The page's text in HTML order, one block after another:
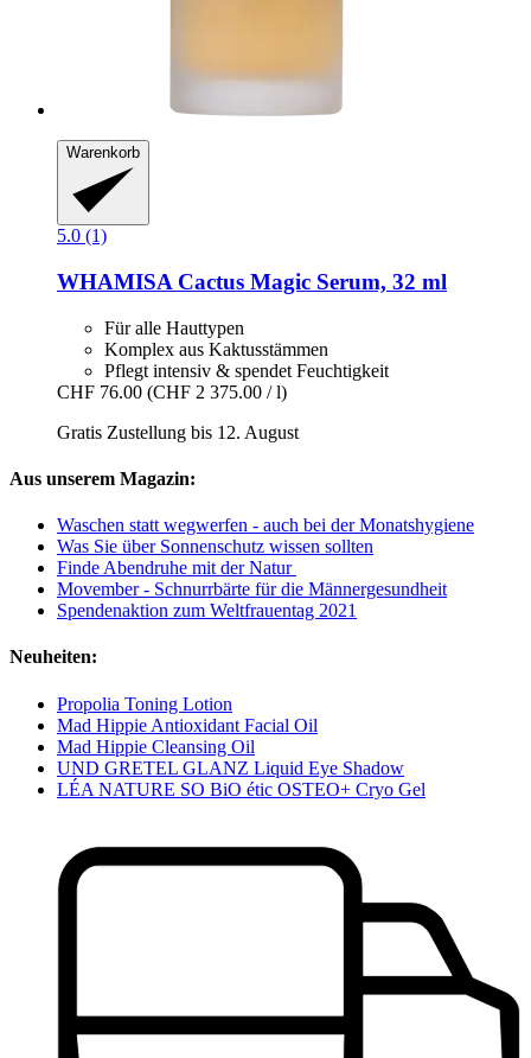
Warenkorb
5.0 (1)
WHAMISA Cactus Magic Serum, 32 ml
Für alle Hauttypen
Komplex aus Kaktusstämmen
Pflegt intensiv & spendet Feuchtigkeit
CHF 76.00 (CHF 2 375.00 / l)
Gratis Zustellung bis 12. August
Aus unserem Magazin:
Waschen statt wegwerfen - auch bei der Monatshygiene
Was Sie über Sonnenschutz wissen sollten
Finde Abendruhe mit der Natur
Movember - Schnurrbärte für die Männergesundheit
Spendenaktion zum Weltfrauentag 2021
Neuheiten:
Propolia Toning Lotion
Mad Hippie Antioxidant Facial Oil
Mad Hippie Cleansing Oil
UND GRETEL GLANZ Liquid Eye Shadow
LÉA NATURE SO BiO étic OSTEO+ Cryo Gel